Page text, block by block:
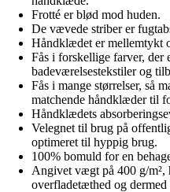
Frotté er blød mod huden.
De vævede striber er
Håndklædet er mellemtykt
Fås i forskellige farver, der
badeværelsestekstiler og
Fås i mange størrelser, så
matchende håndklæder til
Håndklædets
Velegnet til brug på
optimeret til hyppig brug.
100% bomuld for en
Angivet vægt på 400 g/
overfladetæthed og dermed